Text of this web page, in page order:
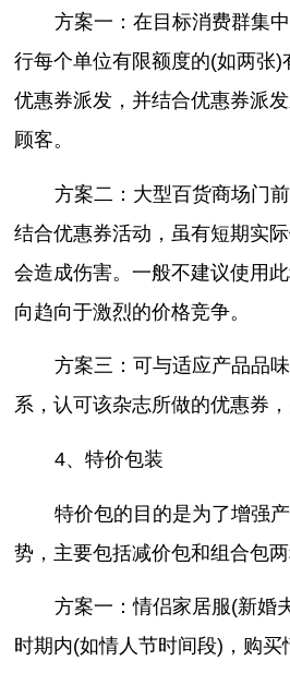
方案一：在目标消费群集
行每个单位有限额度的(如两张)
优惠券派发，并结合优惠券派
顾客。
方案二：大型百货商场门
结合优惠券活动，虽有短期实
会造成伤害。一般不建议使用
向趋向于激烈的价格竞争。
方案三：可与适应产品品
系，认可该杂志所做的优惠券，
4、特价包装
特价包的目的是为了增强
势，主要包括减价包和组合包两
方案一：情侣家居服(新婚
时期内(如情人节时间段)，购